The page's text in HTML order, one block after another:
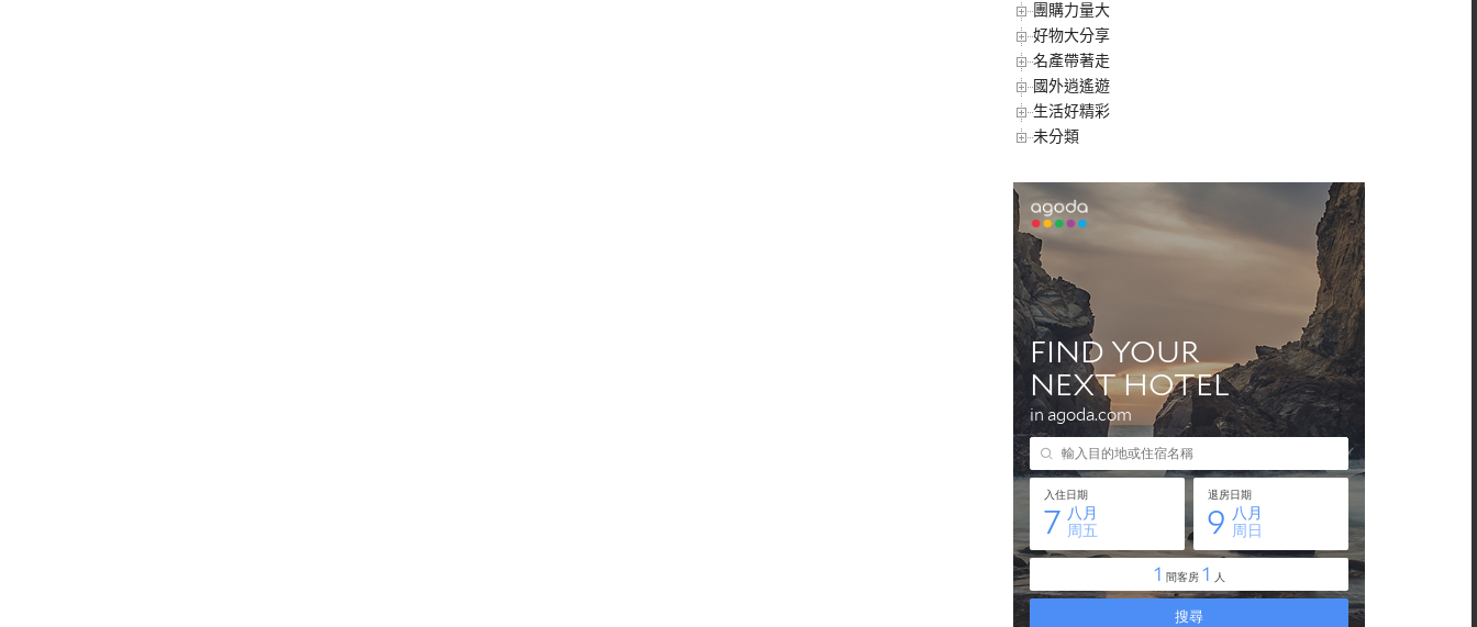
團購力量大
好物大分享
名產帶著走
國外逍遙遊
生活好精彩
未分類